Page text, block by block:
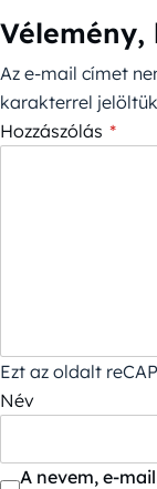
Vélemény,
Az e-mail címet
karakterrel jelöltük
Hozzászólás *
Ezt az oldalt
Név
A nevem, e-